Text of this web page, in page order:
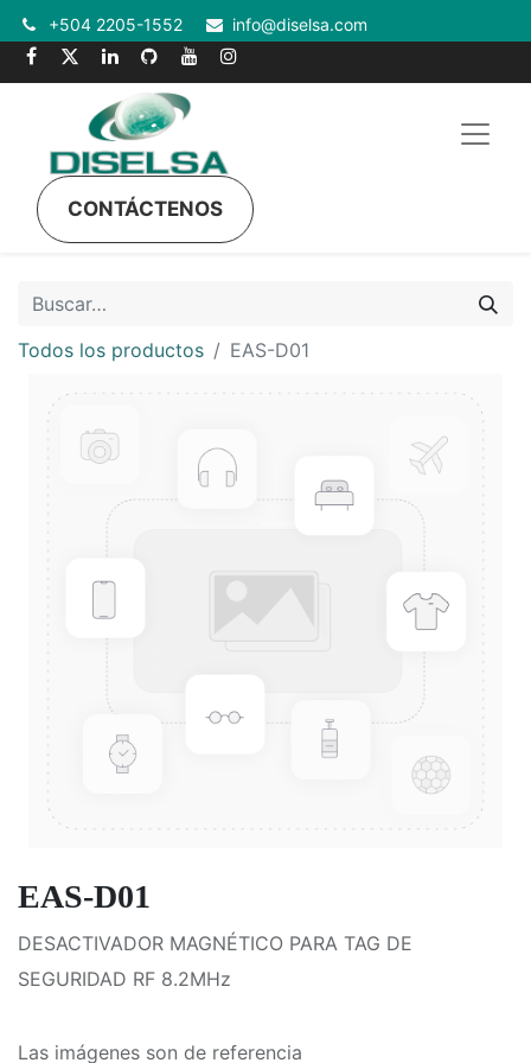
+504 2205-1552 info@diselsa.com
CONTÁCTENOS
Todos los productos EAS-D01
EAS-D01
DESACTIVADOR MAGNÉTICO PARA TAG DE
SEGURIDAD RF 8.2MHz
Las imágenes son de referencia